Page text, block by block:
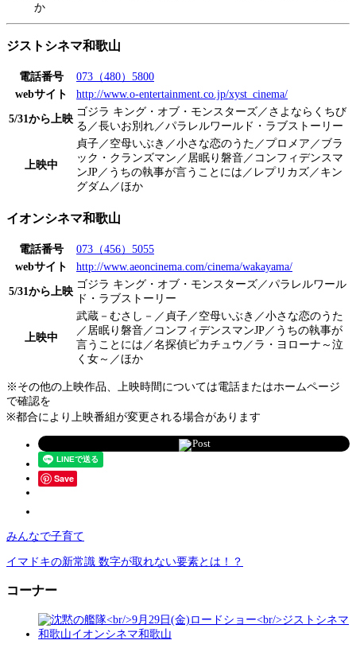
か
ジストシネマ和歌山
電話番号
073（480）5800
webサイト
http://www.o-entertainment.co.jp/xyst_cinema/
5/31から上映
ゴジラ キング・オブ・モンスターズ／さよならくちび
る／長いお別れ／パラレルワールド・ラブストーリー
上映中
貞子／空母いぶき／小さな恋のうた／プロメア／ブラ
ック・クランズマン／居眠り磐音／コンフィデンスマ
ンJP／うちの執事が言うことには／レプリカズ／キン
グダム／ほか
イオンシネマ和歌山
電話番号
073（456）5055
webサイト
http://www.aeoncinema.com/cinema/wakayama/
5/31から上映
ゴジラ キング・オブ・モンスターズ／パラレルワール
ド・ラブストーリー
上映中
武蔵－むさし－／貞子／空母いぶき／小さな恋のうた
／居眠り磐音／コンフィデンスマンJP／うちの執事が
言うことには／名探偵ピカチュウ／ラ・ヨローナ～泣
く女～／ほか
※その他の上映作品、上映時間については電話またはホームページ
で確認を
※都合により上映番組が変更される場合があります
Post
Save
みんなで子育て
イマドキの新常識 数字が取れない要素とは！？
コーナー